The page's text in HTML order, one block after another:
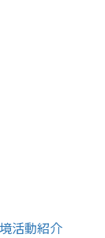
活動紹介